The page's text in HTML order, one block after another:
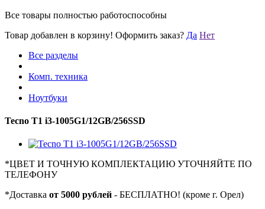
Все товары полностью работоспособны
Товар добавлен в корзину! Оформить заказ? Да Нет
Все разделы
Комп. техника
Ноутбуки
Tecno T1 i3-1005G1/12GB/256SSD
*ЦВЕТ И ТОЧНУЮ КОМПЛЕКТАЦИЮ УТОЧНЯЙТЕ ПО
ТЕЛЕФОНУ
*Доставка от 5000 рублей - БЕСПЛАТНО! (кроме г. Орел)